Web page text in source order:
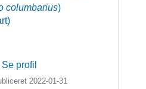
columbarius)
)
Se profil
2022-01-31